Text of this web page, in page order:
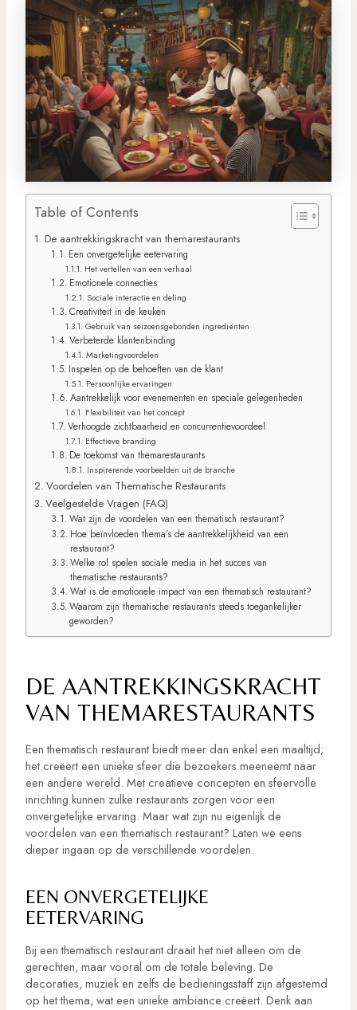
Table of Contents
De aantrekkingskracht van themarestaurants
Een onvergetelijke eetervaring
Het vertellen van een verhaal
Emotionele connecties
Sociale interactie en deling
Creativiteit in de keuken
Gebruik van seizoensgebonden ingrediënten
Verbeterde klantenbinding
Marketingvoordelen
Inspelen op de behoeften van de klant
Persoonlijke ervaringen
Aantrekkelijk voor evenementen en speciale gelegenheden
Flexibiliteit van het concept
Verhoogde zichtbaarheid en concurrentievoordeel
Effectieve branding
De toekomst van themarestaurants
Inspirerende voorbeelden uit de branche
Voordelen van Thematische Restaurants
Veelgestelde Vragen (FAQ)
Wat zijn de voordelen van een thematisch restaurant?
Hoe beïnvloeden thema’s de aantrekkelijkheid van een
restaurant?
Welke rol spelen sociale media in het succes van
thematische restaurants?
Wat is de emotionele impact van een thematisch restaurant?
Waarom zijn thematische restaurants steeds toegankelijker
geworden?
DE AANTREKKINGSKRACHT
VAN THEMARESTAURANTS
Een thematisch restaurant biedt meer dan enkel een maaltijd;
het creëert een unieke sfeer die bezoekers meeneemt naar
een andere wereld. Met creatieve concepten en sfeervolle
inrichting kunnen zulke restaurants zorgen voor een
onvergetelijke ervaring. Maar wat zijn nu eigenlijk de
voordelen van een thematisch restaurant? Laten we eens
dieper ingaan op de verschillende voordelen.
EEN ONVERGETELIJKE
EETERVARING
Bij een thematisch restaurant draait het niet alleen om de
gerechten, maar vooral om de totale beleving. De
decoraties, muziek en zelfs de bedieningsstaff zijn afgestemd
op het thema, wat een unieke ambiance creëert. Denk aan